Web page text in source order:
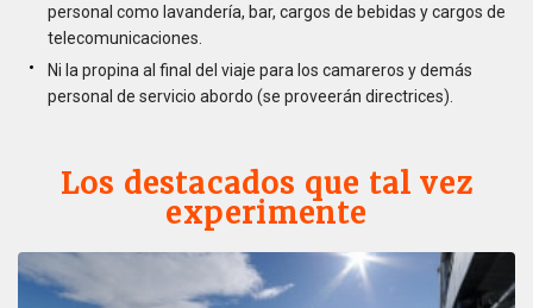
personal como lavandería, bar, cargos de bebidas y cargos de
telecomunicaciones.
Ni la propina al final del viaje para los camareros y demás
personal de servicio abordo (se proveerán directrices).
Los destacados que tal vez
experimente